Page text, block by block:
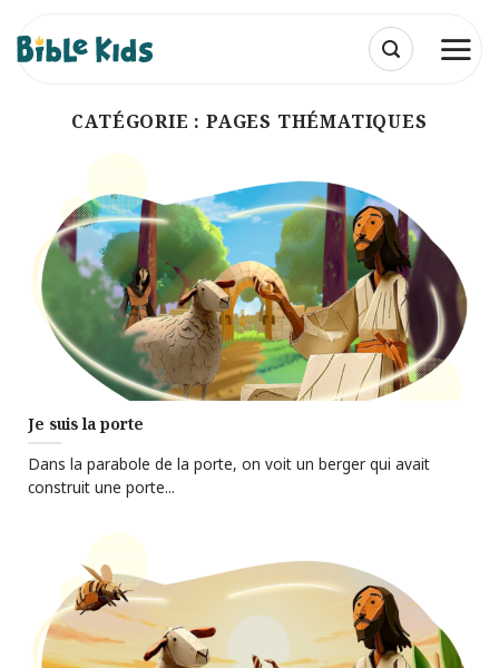
Passer
au
contenu
CATÉGORIE : PAGES THÉMATIQUES
Je suis la porte
Dans la parabole de la porte, on voit un berger qui avait
construit une porte...